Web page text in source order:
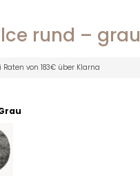
rund – grau
Raten von 183€ über Klarna